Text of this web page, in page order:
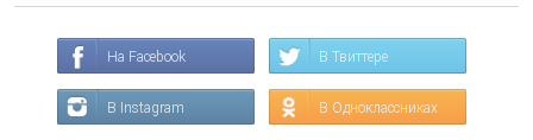
На Facebook В Твиттере
В Instagram В Одноклассниках